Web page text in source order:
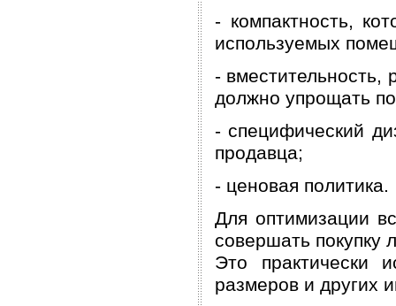
- компактность,
используемых
- вместительность,
должно упрощать
- специфический
продавца;
- ценовая политика.
Для оптимизации
совершать покупку
Это практически
размеров и других